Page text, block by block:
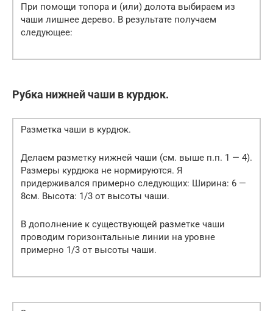
При помощи топора и (или) долота выбираем из
чаши лишнее дерево. В результате получаем
следующее:
Рубка нижней чаши в курдюк.
Разметка чаши в курдюк.
Делаем разметку нижней чаши (см. выше п.п. 1 — 4).
Размеры курдюка не нормируются. Я
придерживался примерно следующих: Ширина: 6 —
8см. Высота: 1/3 от высоты чаши.
В дополнение к существующей разметке чаши
проводим горизонтальные линии на уровне
примерно 1/3 от высоты чаши.